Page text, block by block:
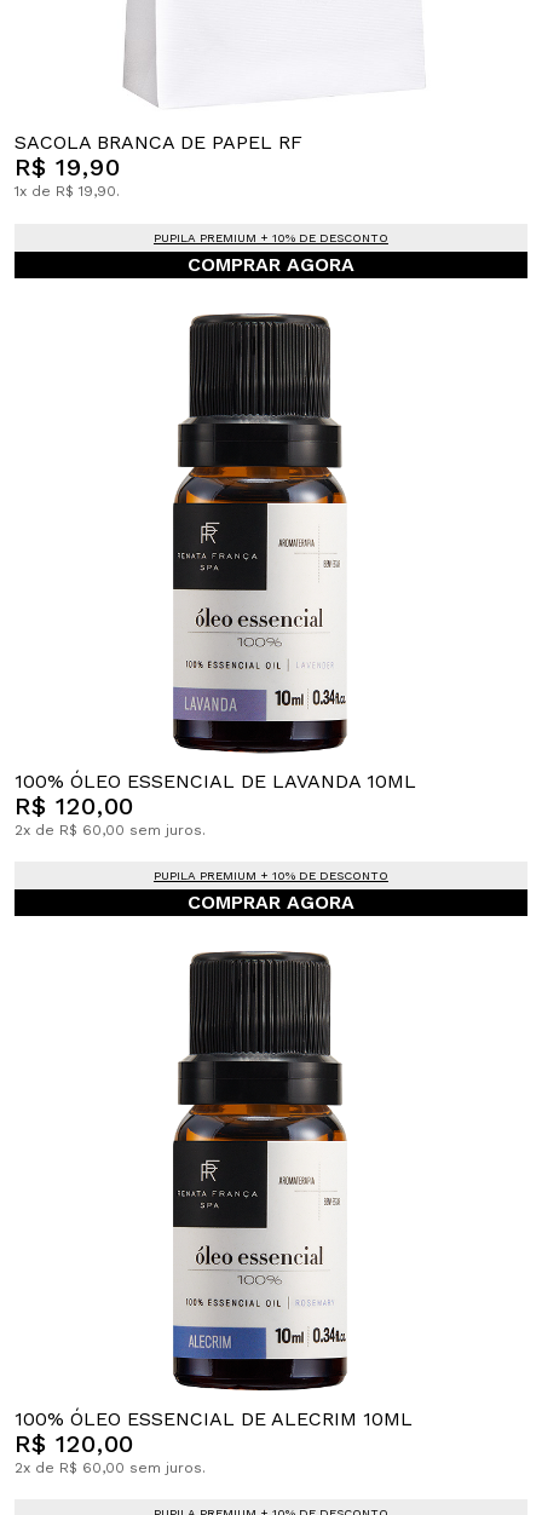
SACOLA BRANCA DE PAPEL RF
R$ 19,90
1x de R$ 19,90.
PUPILA PREMIUM + 10% DE DESCONTO
COMPRAR AGORA
100% ÓLEO ESSENCIAL DE LAVANDA 10ML
R$ 120,00
2x de R$ 60,00 sem juros.
PUPILA PREMIUM + 10% DE DESCONTO
COMPRAR AGORA
100% ÓLEO ESSENCIAL DE ALECRIM 10ML
R$ 120,00
2x de R$ 60,00 sem juros.